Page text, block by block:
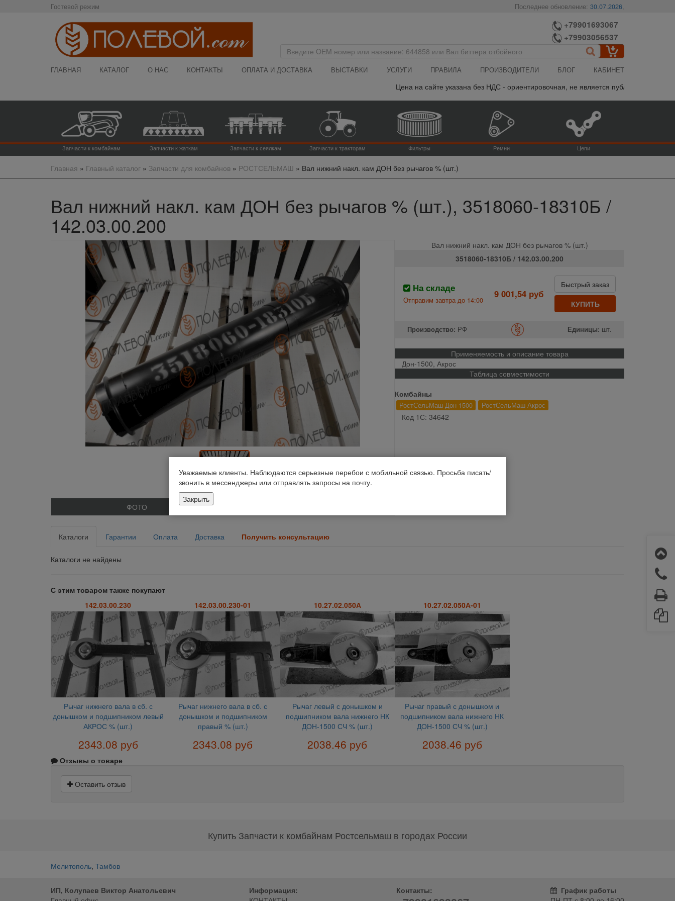
Гостевой режим Последнее обновление:30.07.2026,
+79901693067
+79903056537
ГЛАВНАЯ КАТАЛОГ О НАС КОНТАКТЫ ОПЛАТА И ДОСТАВКА ВЫСТАВКИ УСЛУГИ ПРАВИЛА ПРОИЗВОДИТЕЛИ БЛОГ КАБИНЕТ
Цена на сайте указана без НДС - ориентировочная, не является публичной офертой,
Запчасти к комбайнам Запчасти к жаткам Запчасти к сеялкам Запчасти к тракторам Фильтры Ремни Цепи
Главная » Главный каталог» Запчасти для комбайнов» РОСТСЕЛЬМАШ » Вал нижний накл. кам ДОН без рычагов % (шт.)
Вал нижний накл. кам ДОН без рычагов % (шт.), 3518060-18310Б /
142.03.00.200
ФОТО
Вал нижний накл. кам ДОН без рычагов % (шт.)
3518060-18310Б / 142.03.00.200
На складе
Отправим завтра до 14:00
9 001,54 руб
Быстрый заказ
КУПИТЬ
Производство: РФ Единицы: шт.
Применяемость и описание товара
Дон-1500, Акрос
Таблица совместимости
Комбайны
РостСельМаш Дон-1500 РостСельМаш Акрос
Код 1С: 34642
Каталоги Гарантии Оплата Доставка Получить консультацию
Каталоги не найдены
С этим товаром также покупают
142.03.00.230
Рычаг нижнего вала в сб. с
донышком и подшипником левый
АКРОС % (шт.)
2343.08 руб
142.03.00.230-01
Рычаг нижнего вала в сб. с
донышком и подшипником
правый % (шт.)
2343.08 руб
10.27.02.050А
Рычаг левый с донышком и
подшипником вала нижнего НК
ДОН-1500 СЧ % (шт.)
2038.46 руб
10.27.02.050А-01
Рычаг правый с донышком и
подшипником вала нижнего НК
ДОН-1500 СЧ % (шт.)
2038.46 руб
Отзывы о товаре
Оставить отзыв
Купить Запчасти к комбайнам Ростсельмаш в городах России
Мелитополь, Тамбов
ИП, Колупаев Виктор Анатольевич
Информация:
Контакты:
График работы
Уважаемые клиенты. Наблюдаются серьезные перебои с мобильной связью. Просьба писать/
звонить в мессенджеры или отправлять запросы на почту.
Закрыть